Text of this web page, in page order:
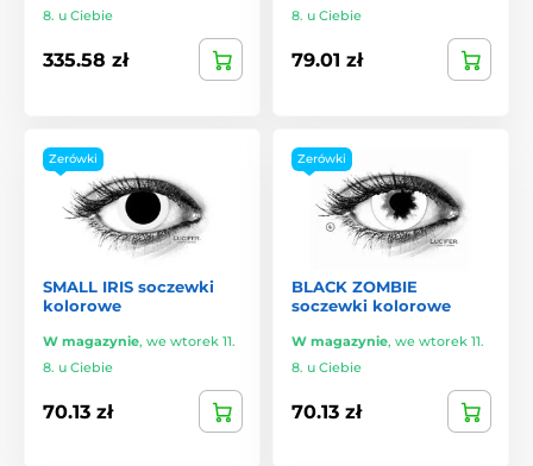
8. u Ciebie
335.58 zł
8. u Ciebie
79.01 zł
Zerówki
SMALL IRIS soczewki
kolorowe
W magazynie, we wtorek 11.
8. u Ciebie
70.13 zł
Zerówki
BLACK ZOMBIE
soczewki kolorowe
W magazynie, we wtorek 11.
8. u Ciebie
70.13 zł